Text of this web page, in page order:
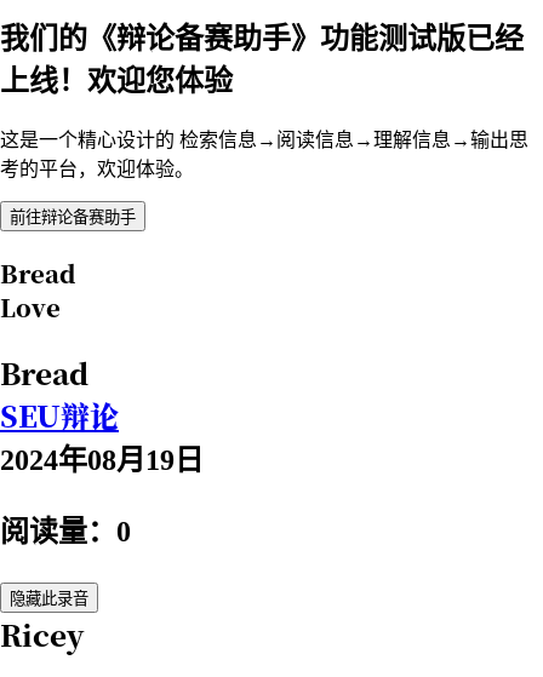
我们的《辩论备赛助手》功能测试版已经
上线！欢迎您体验
这是一个精心设计的 检索信息→阅读信息→理解信息→输出思
考的平台，欢迎体验。
前往辩论备赛助手
Bread
Love
Bread
SEU辩论
2024年08月19日
阅读量：0
隐藏此录音
Ricey